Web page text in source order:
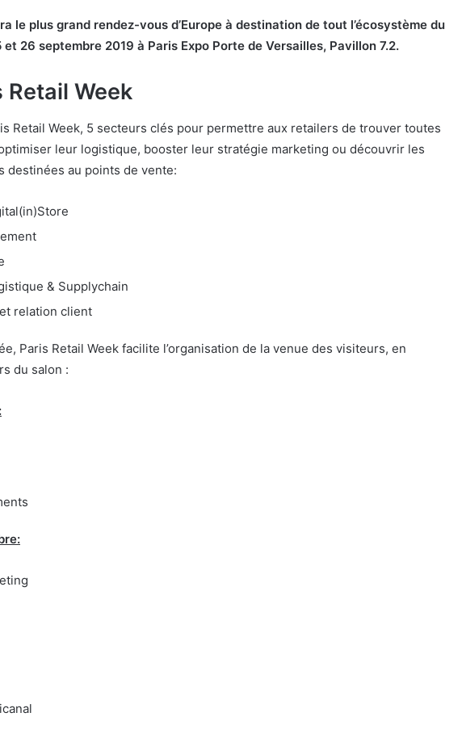
le plus grand rendez-vous d’Europe à destination de tout l’écosystème du
26 septembre 2019 à Paris Expo Porte de Versailles, Pavillon 7.2.
Retail Week
Retail Week, 5 secteurs clés pour permettre aux retailers de trouver toutes
leur logistique, booster leur stratégie marketing ou découvrir les
destinées au points de vente:
& Supplychain
relation client
Paris Retail Week facilite l’organisation de la venue des visiteurs, en
du salon :